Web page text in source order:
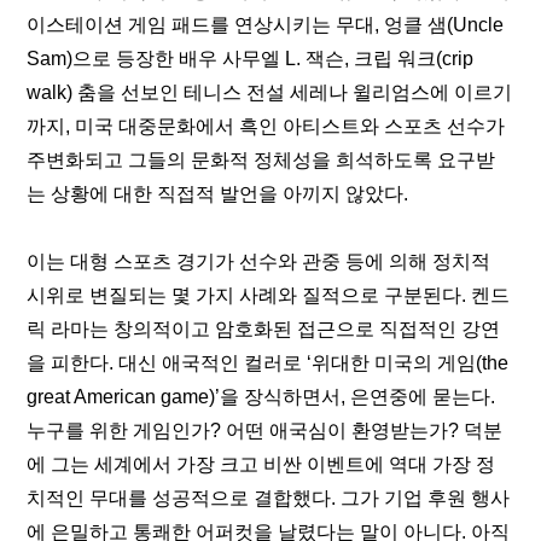
이스테이션 게임 패드를 연상시키는 무대, 엉클 샘(Uncle
Sam)으로 등장한 배우 사무엘 L. 잭슨, 크립 워크(crip
walk) 춤을 선보인 테니스 전설 세레나 윌리엄스에 이르기
까지, 미국 대중문화에서 흑인 아티스트와 스포츠 선수가
주변화되고 그들의 문화적 정체성을 희석하도록 요구받
는 상황에 대한 직접적 발언을 아끼지 않았다.
이는 대형 스포츠 경기가 선수와 관중 등에 의해 정치적
시위로 변질되는 몇 가지 사례와 질적으로 구분된다. 켄드
릭 라마는 창의적이고 암호화된 접근으로 직접적인 강연
을 피한다. 대신 애국적인 컬러로 ‘위대한 미국의 게임(the
great American game)’을 장식하면서, 은연중에 묻는다.
누구를 위한 게임인가? 어떤 애국심이 환영받는가? 덕분
에 그는 세계에서 가장 크고 비싼 이벤트에 역대 가장 정
치적인 무대를 성공적으로 결합했다. 그가 기업 후원 행사
에 은밀하고 통쾌한 어퍼컷을 날렸다는 말이 아니다. 아직